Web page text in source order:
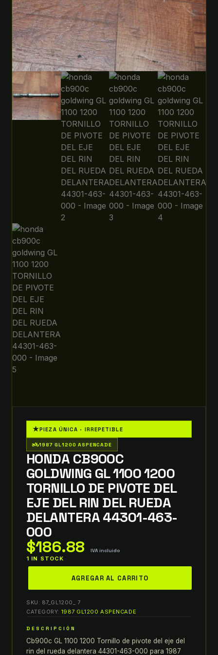
★PIEZA ÚNICA · IRREPETIBLE
two_wheeler1987 GL1200 ASPENCADE
HONDA CB900C
GOLDWING GL 1100 1200
TORNILLO DE PIVOTE DEL
EJE DEL RIN DEL RUEDA
DELANTERA 44301-463-
000
$186.88 IVA incluido
1 IN STOCK
GL
1200
TORNILLO
AGREGAR AL CARRITO
SKU: 87_GL1200_ 7
CATEGORY: 1987 GL1200 ASPENCADE
DESCRIPCIÓN
Cb900c GL 1100 1200 Tornillo de pivote del eje del
rin del rueda delantera 44301-463-000 para 1987